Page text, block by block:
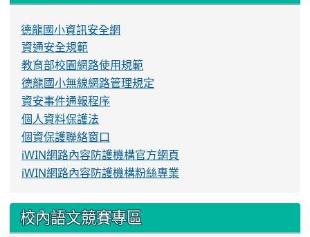
德龍國小資訊安全網
資通安全規範
教育部校園網路使用規範
德龍國小無線網路管理規定
資安事件通報程序
個人資料保護法
個資保護聯絡窗口
iWIN網路內容防護機構官方網頁
iWIN網路內容防護機構粉絲專業
校內語文競賽專區